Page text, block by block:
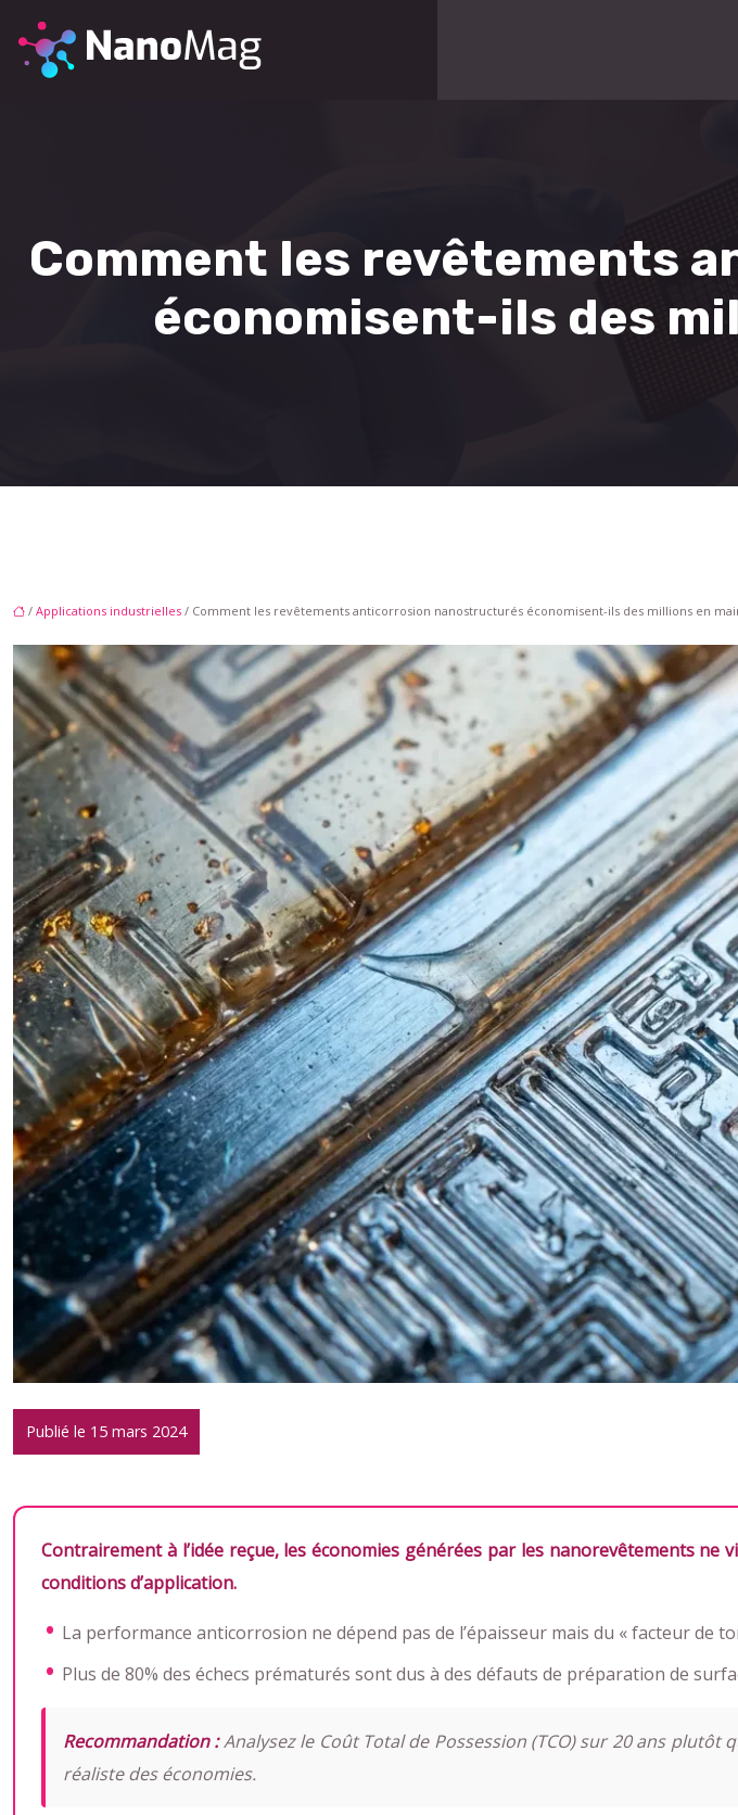
Comment les revêtements
économisent-ils des
/ Applications industrielles / Comment les revêtements anticorrosion nanostructurés économisent-ils des millions en
Publié le 15 mars 2024
Contrairement à l’idée reçue, les économies générées par les nanorevêtements
conditions d’application.
La performance anticorrosion ne dépend pas de l’épaisseur mais du « facteur de
Plus de 80% des échecs prématurés sont dus à des défauts de préparation de
Recommandation :Analysez le Coût Total de Possession (TCO) sur 20 ans
réaliste des économies.